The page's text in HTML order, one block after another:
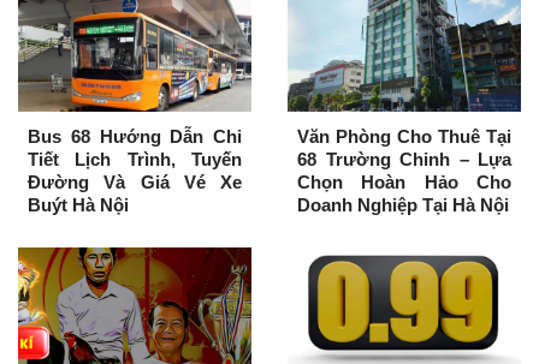
Bus 68 Hướng Dẫn Chi
Tiết Lịch Trình, Tuyến
Đường Và Giá Vé Xe
Buýt Hà Nội
Văn Phòng Cho Thuê Tại
68 Trường Chinh – Lựa
Chọn Hoàn Hảo Cho
Doanh Nghiệp Tại Hà Nội